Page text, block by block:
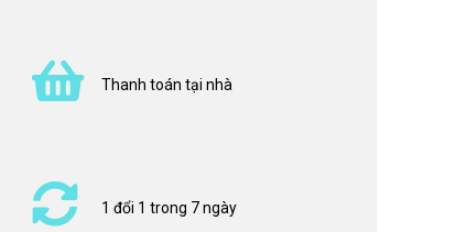
Thanh toán tại nhà
1 đổi 1 trong 7 ngày